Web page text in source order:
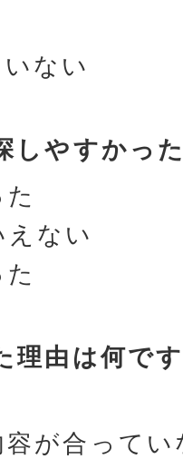
ない
しやすかっ
ない
理由は何で
が合ってい